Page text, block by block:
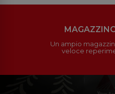
Un ampio
veloce